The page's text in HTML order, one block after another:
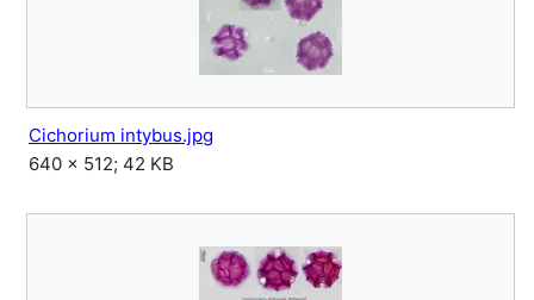
Cichorium intybus.jpg
640 × 512; 42 KB